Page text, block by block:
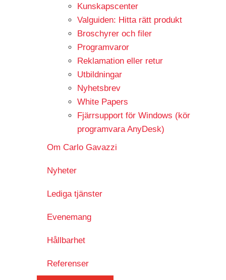
Kunskapscenter
Valguiden: Hitta rätt produkt
Broschyrer och filer
Programvaror
Reklamation eller retur
Utbildningar
Nyhetsbrev
White Papers
Fjärrsupport för Windows (kör
programvara AnyDesk)
Om Carlo Gavazzi
Nyheter
Lediga tjänster
Evenemang
Hållbarhet
Referenser